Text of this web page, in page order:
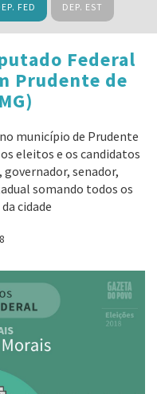
FED DEP. EST
Federal
Prudente de
município de Prudente
eleitos e os candidatos
senador,
somando todos os
cidade